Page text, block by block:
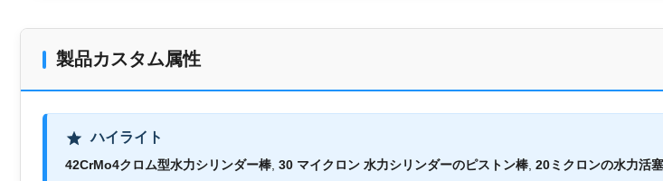
製品カスタム属性
ハイライト
42CrMo4クロム型水力シリンダー棒 30 マイクロン 水力シリンダーのピストン棒 20ミクロンの水力活